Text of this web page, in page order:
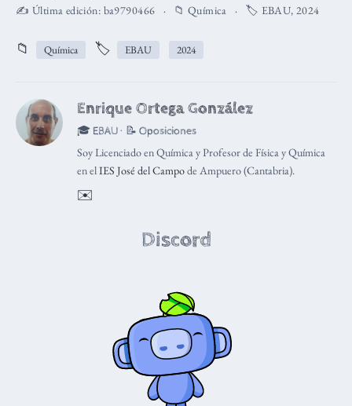
✍️ Última edición: ba9790466 📁 Química 🏷️ EBAU,2024
📁 Química 🏷️ EBAU 2024
Enrique Ortega González
🎓 EBAU · 📝 Oposiciones
Soy Licenciado en Química y Profesor de Física y Química
en elIES José del Campode Ampuero (Cantabria).
✉️
Discord